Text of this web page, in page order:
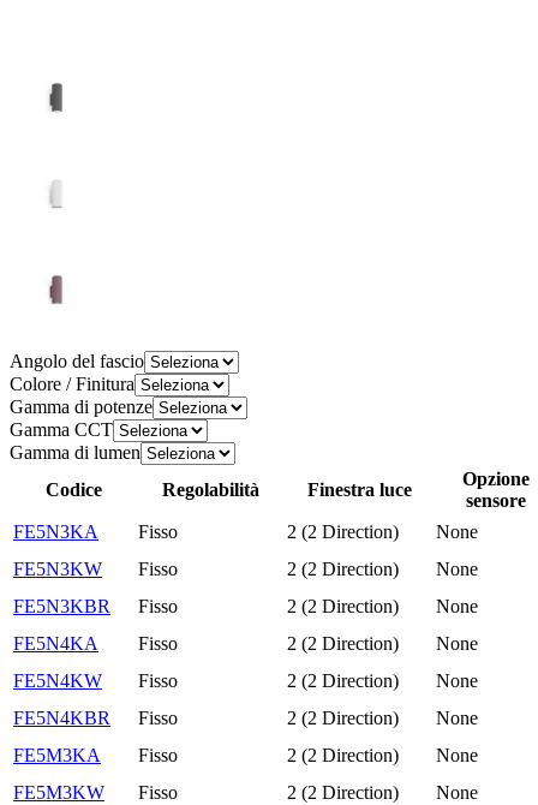
Angolo del fascio
Colore / Finitura
Gamma di potenze
Gamma CCT
Gamma di lumen
Codice
Regolabilità Finestra luce
Opzione
sensore
FE5N3KA
Fisso 2 (2 Direction)
None
FE5N3KW
Fisso 2 (2 Direction)
None
FE5N3KBR
Fisso 2 (2 Direction)
None
FE5N4KA
Fisso 2 (2 Direction)
None
FE5N4KW
Fisso 2 (2 Direction)
None
FE5N4KBR
Fisso 2 (2 Direction)
None
FE5M3KA
Fisso 2 (2 Direction)
None
FE5M3KW
Fisso 2 (2 Direction)
None